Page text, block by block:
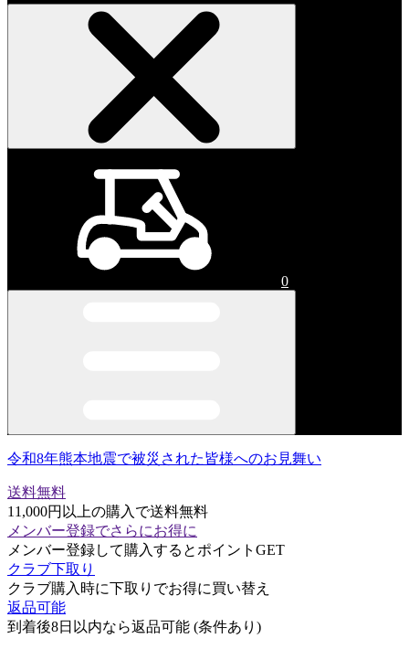
0
令和8年熊本地震で被災された皆様へのお見舞い
送料無料
11,000円以上の購入で送料無料
メンバー登録でさらにお得に
メンバー登録して購入するとポイントGET
クラブ下取り
クラブ購入時に下取りでお得に買い替え
返品可能
到着後8日以内なら返品可能 (条件あり)